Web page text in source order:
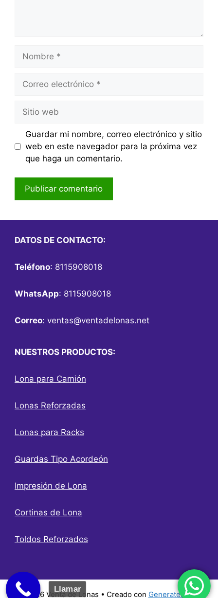
Nombre
Correo
Sitio
web
Guardar mi nombre, correo electrónico y sitio
web en este navegador para la próxima vez
que haga un comentario.
DATOS DE CONTACTO:
Teléfono: 8115908018
WhatsApp: 8115908018
Correo: ventas@ventadelonas.net
NUESTROS PRODUCTOS:
Lona para Camión
Lonas Reforzadas
Lonas para Racks
Guardas Tipo Acordeón
Impresión de Lona
Cortinas de Lona
Toldos Reforzados
© 2026 Venta de Lonas • Creado con GeneratePress
Llamar